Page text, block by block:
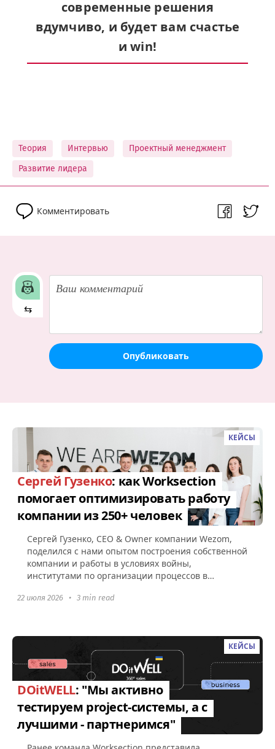
современные решения
вдумчиво, и будет вам счастье
и win!
Теория Интервью
Проектный менеджмент
Развитие лидера
Комментировать
⇆
Опубликовать
КЕЙСЫ
Сергей Гузенко: как Worksection
помогает оптимизировать работу
компании из 250+ человек
Сергей Гузенко, СEO & Owner компании Wezom,
поделился с нами опытом построения собственной
компании и работы в условиях войны,
институтами по организации процессов в
22 июля 2026 • 3 min read
КЕЙСЫ
DOitWELL: "Мы активно
тестируем project-системы, а с
лучшими - партнеримся"